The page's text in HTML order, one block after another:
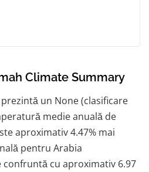
Climate Summary
un None (clasificare
medie anuală de
aproximativ 4.47% mai
pentru Arabia
confruntă cu aproximativ 6.97